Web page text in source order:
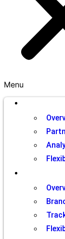
Menu